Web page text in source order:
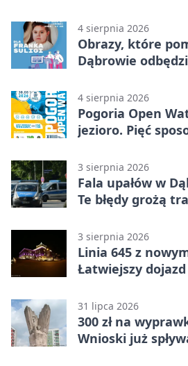
4 sierpnia 2026
Obrazy, które
Dąbrowie
4 sierpnia 2026
Pogoria Open
jezioro. Pięć
3 sierpnia 2026
Fala upałów w
Te błędy grożą
3 sierpnia 2026
Linia 645 z
Łatwiejszy
31 lipca 2026
300 zł na
Wnioski już